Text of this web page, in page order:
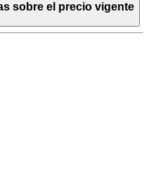
sobre el precio vigente